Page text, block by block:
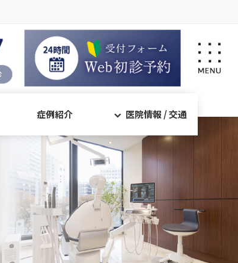
症例紹介 医院情報 / 交通